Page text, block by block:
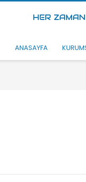
HER
ANASAYFA